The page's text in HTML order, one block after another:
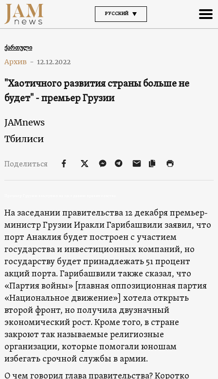
РУССКИЙ
ქართული
Архив - 12.12.2022
"Хаотичного развития страны больше не
будет" - премьер Грузии
JAMnews
Тбилиси
Поделиться
На заседании правительства 12 декабря премьер-
министр Грузии Иракли Гарибашвили заявил, что
порт Анаклия будет построен с участием
государства и инвестиционных компаний, но
государству будет принадлежать 51 процент
акций порта. Гарибашвили также сказал, что
«Партия войны» [главная оппозиционная партия
«Национальное движение»] хотела открыть
второй фронт, но получила двузначный
экономический рост. Кроме того, в стране
закроют так называемые религиозные
организации, которые помогали юношам
избегать срочной службы в армии.
О чем говорил глава правительства? Коротко